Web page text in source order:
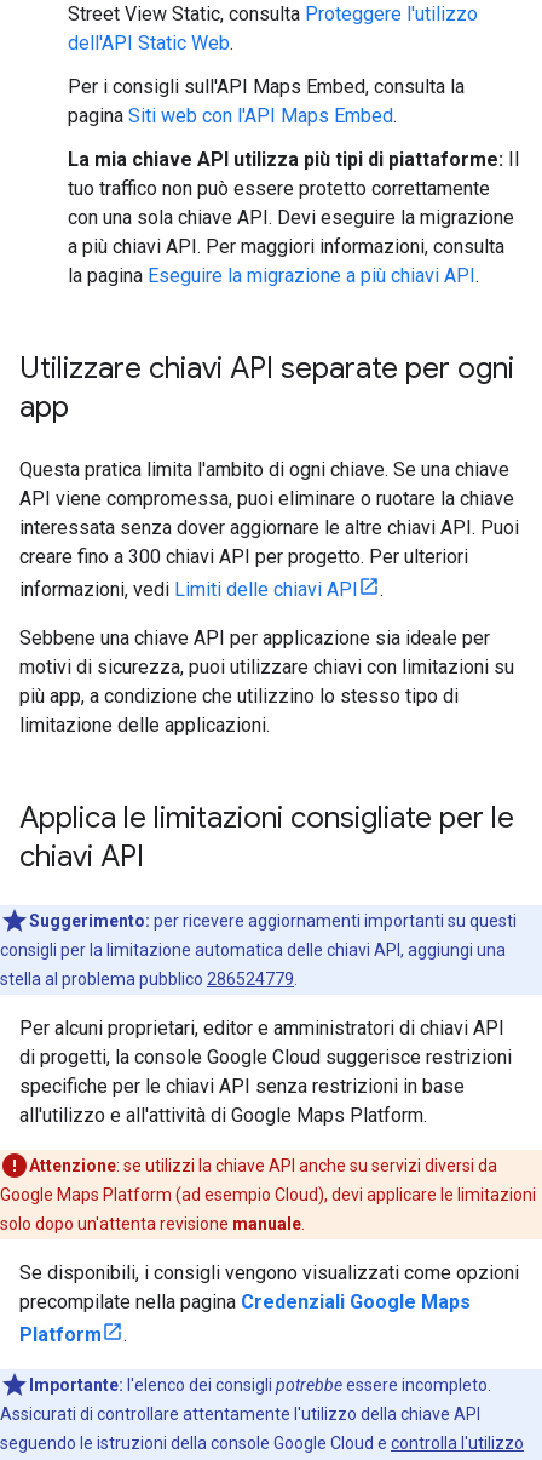
Street View Static, consulta Proteggere l'utilizzo
dell'API Static Web.
Per i consigli sull'API Maps Embed, consulta la
pagina Siti web con l'API Maps Embed.
La mia chiave API utilizza più tipi di piattaforme: Il
tuo traffico non può essere protetto correttamente
con una sola chiave API. Devi eseguire la migrazione
a più chiavi API. Per maggiori informazioni, consulta
la pagina Eseguire la migrazione a più chiavi API.
Utilizzare chiavi API separate per ogni
app
Questa pratica limita l'ambito di ogni chiave. Se una chiave
API viene compromessa, puoi eliminare o ruotare la chiave
interessata senza dover aggiornare le altre chiavi API. Puoi
creare fino a 300 chiavi API per progetto. Per ulteriori
informazioni, vedi Limiti delle chiavi API .
Sebbene una chiave API per applicazione sia ideale per
motivi di sicurezza, puoi utilizzare chiavi con limitazioni su
più app, a condizione che utilizzino lo stesso tipo di
limitazione delle applicazioni.
Applica le limitazioni consigliate per le
chiavi API
Suggerimento: per ricevere aggiornamenti importanti su questi
consigli per la limitazione automatica delle chiavi API, aggiungi una
stella al problema pubblico 286524779
Per alcuni proprietari, editor e amministratori di chiavi API
di progetti, la console Google Cloud suggerisce restrizioni
specifiche per le chiavi API senza restrizioni in base
all'utilizzo e all'attività di Google Maps Platform.
Attenzione: se utilizzi la chiave API anche su servizi diversi da
Google Maps Platform (ad esempio Cloud), devi applicare le limitazioni
solo dopo un'attenta revisione manuale
Se disponibili, i consigli vengono visualizzati come opzioni
precompilate nella pagina Credenziali Google Maps
Platform
.
Importante: l'elenco dei consigli potrebbeessere incompleto.
Assicurati di controllare attentamente l'utilizzo della chiave API
seguendo le istruzioni della console Google Cloud e controlla l'utilizzo